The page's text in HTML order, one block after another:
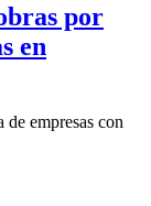
por
en
de empresas con